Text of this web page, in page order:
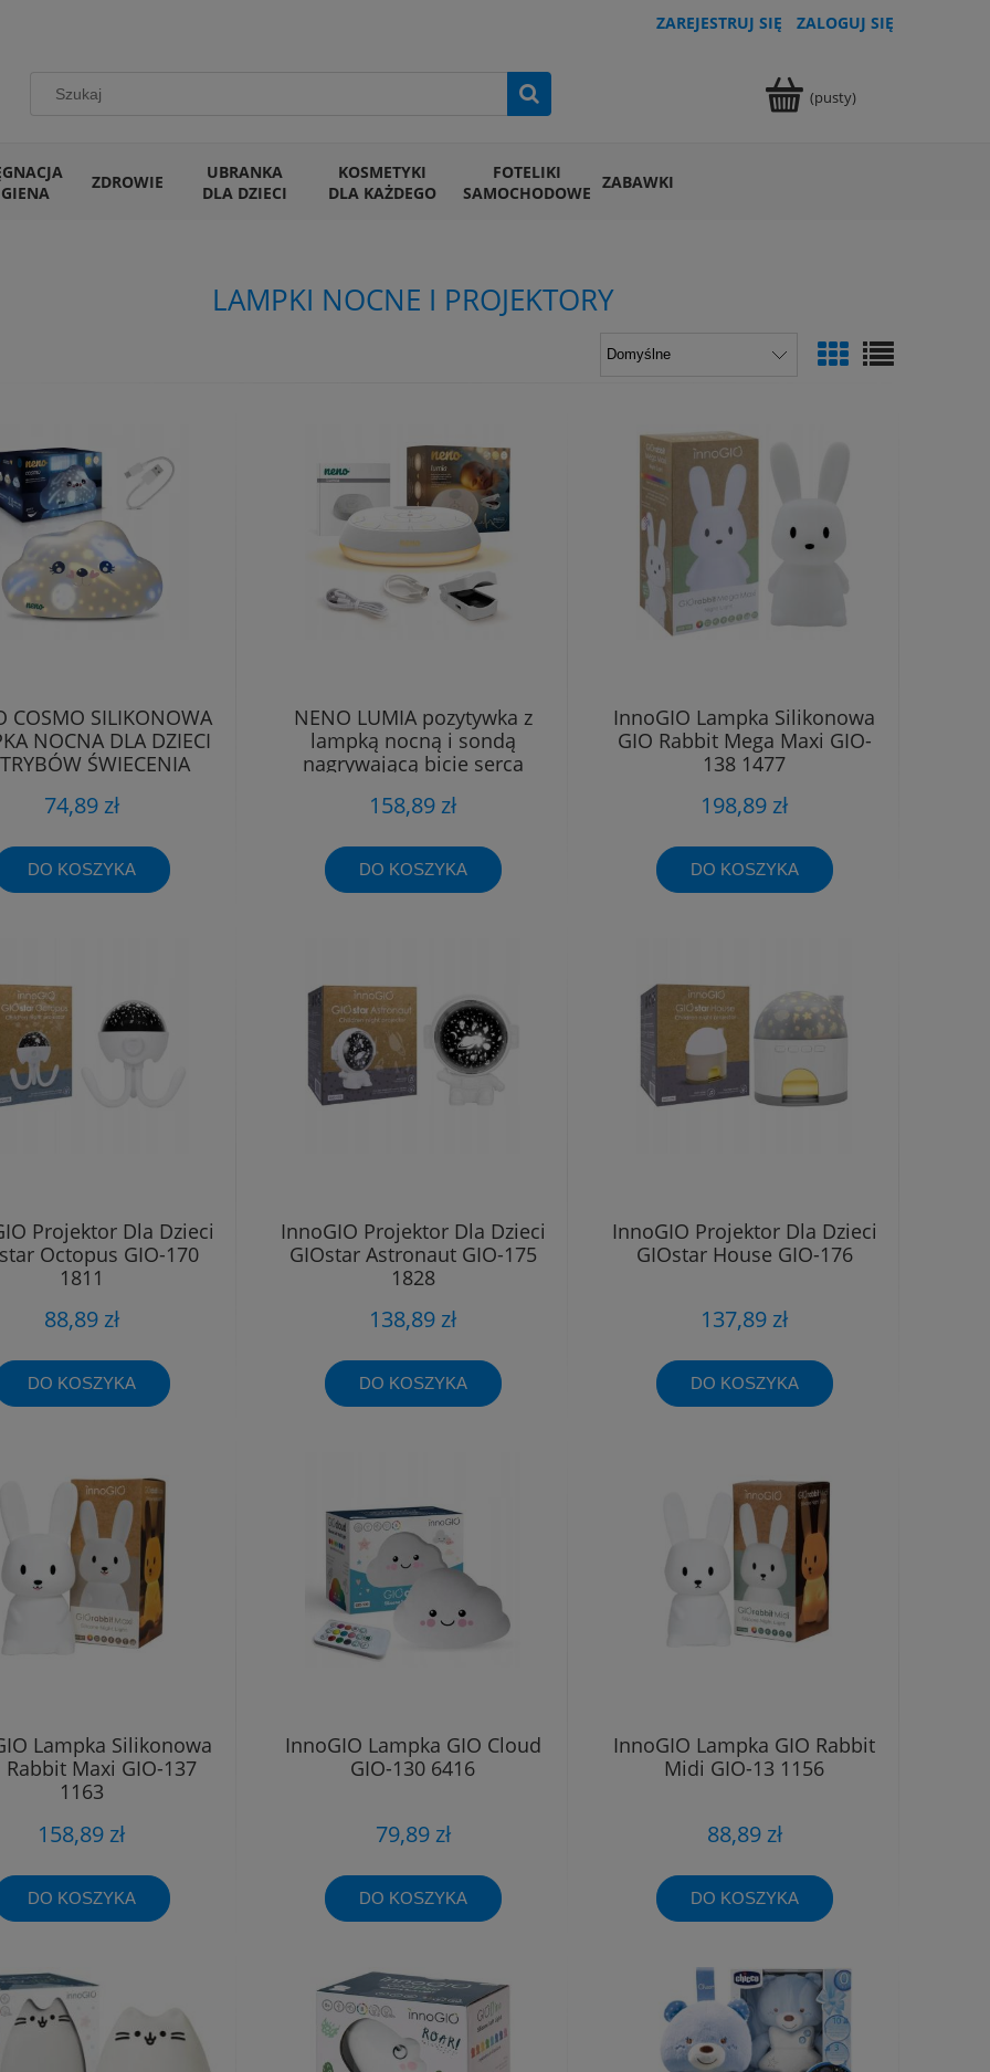
ZAREJESTRUJ SIĘ ZALOGUJ SIĘ
(pusty)
ZDROWIE
UBRANKA
DLA DZIECI
KOSMETYKI
DLA KAŻDEGO
FOTELIKI
SAMOCHODOWE ZABAWKI
LAMPKI NOCNE I PROJEKTORY
COSMO SILIKONOWA
NOCNA DLA DZIECI
ŚWIECENIA
74,89 zł
DO KOSZYKA
NENO LUMIA pozytywka z
lampką nocną i sondą
nagrywającą bicie serca
158,89 zł
DO KOSZYKA
InnoGIO Lampka Silikonowa
GIO Rabbit Mega Maxi GIO-
138 1477
198,89 zł
DO KOSZYKA
Projektor Dla Dzieci
Octopus GIO-170
1811
88,89 zł
DO KOSZYKA
InnoGIO Projektor Dla Dzieci
GIOstar Astronaut GIO-175
1828
138,89 zł
DO KOSZYKA
InnoGIO Projektor Dla Dzieci
GIOstar House GIO-176
137,89 zł
DO KOSZYKA
Lampka Silikonowa
Rabbit Maxi GIO-137
1163
158,89 zł
DO KOSZYKA
InnoGIO Lampka GIO Cloud
GIO-130 6416
79,89 zł
DO KOSZYKA
InnoGIO Lampka GIO Rabbit
Midi GIO-13 1156
88,89 zł
DO KOSZYKA